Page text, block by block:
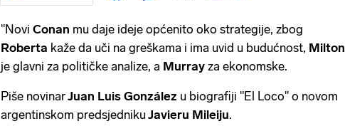
"Novi Conan mu daje ideje općenito oko strategije, zbog
Roberta kaže da uči na greškama i ima uvid u budućnost, Milton
je glavni za političke analize, a Murray za ekonomske.
Piše novinarJuan Luis González u biografiji "El Loco" o novom
argentinskom predsjednikuJavieru Mileiju.